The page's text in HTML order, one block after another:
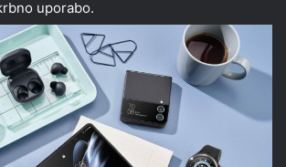
uporabo.